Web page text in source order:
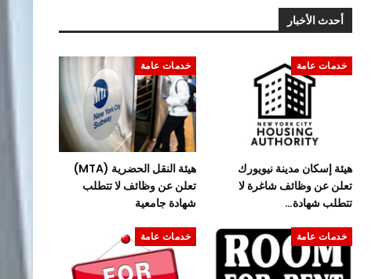
أحدث الأخبار
خدمات عامة
هيئة إسكان مدينة نيويورك
تعلن عن وظائف شاغرة لا
تتطلب شهادة…
خدمات عامة
هيئة النقل الحضرية (MTA)
تعلن عن وظائف لا تتطلب
شهادة جامعية
خدمات عامة خدمات عامة